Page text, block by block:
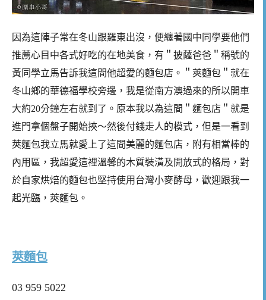
因為這陣子常在冬山跟羅東出沒，便纏著國中同學要他們
推薦心目中各式好吃的在地美食，有＂披薩爸爸＂稱號的
黃同學立馬告訴我這間他超愛的麵包店。＂莢麵包＂就在
冬山鄉的華德福學校旁邊，我是從南方澳過來的所以開車
大約20分鐘左右就到了。原本我以為這間＂麵包店＂就是
進門拿個盤子開始挾～然後付錢走人的模式，但是一看到
莢麵包我立馬就愛上了這間美麗的麵包店，附有相當棒的
內用區，我超愛這裡溫馨的木質裝潢及開放式的格局，對
於自家烘焙的麵包也堅持使用台灣小麥酵母，歡迎跟我一
起光臨，莢麵包。
莢麵包
03 959 5022